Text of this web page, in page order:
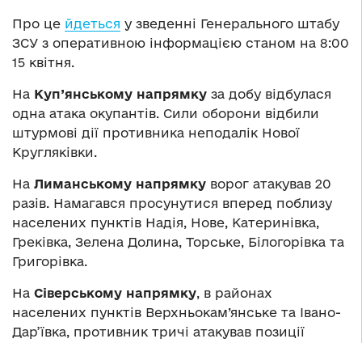
Про це йдеться у зведенні Генерального штабу
ЗСУ з оперативною інформацією станом на 8:00
15 квітня.
На Куп’янському напрямку за добу відбулася
одна атака окупантів. Сили оборони відбили
штурмові дії противника неподалік Нової
Кругляківки.
На Лиманському напрямку ворог атакував 20
разів. Намагався просунутися вперед поблизу
населених пунктів Надія, Нове, Катеринівка,
Греківка, Зелена Долина, Торське, Білогорівка та
Григорівка.
На Сіверському напрямку, в районах
населених пунктів Верхньокам’янське та Івано-
Дар’ївка, противник тричі атакував позиції